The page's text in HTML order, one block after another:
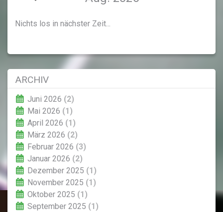
Nichts los in nächster Zeit...
ARCHIV
Juni 2026 (2)
Mai 2026 (1)
April 2026 (1)
März 2026 (2)
Februar 2026 (3)
Januar 2026 (2)
Dezember 2025 (1)
November 2025 (1)
Oktober 2025 (1)
September 2025 (1)